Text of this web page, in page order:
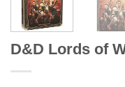
D&D Lords of